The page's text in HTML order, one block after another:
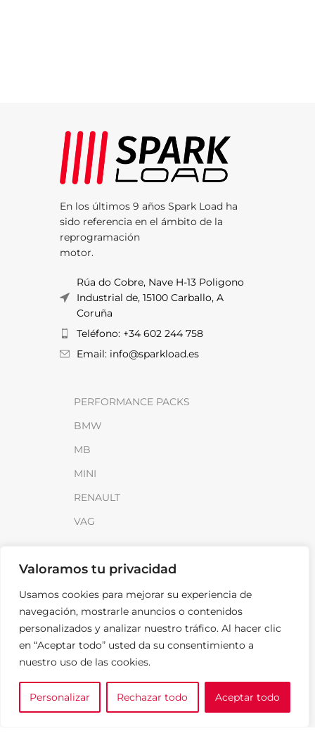
Valoramos tu privacidad
Usamos cookies para mejorar su experiencia de
navegación, mostrarle anuncios o contenidos
personalizados y analizar nuestro tráfico. Al hacer clic
en “Aceptar todo” usted da su consentimiento a
nuestro uso de las cookies.
Personalizar Rechazar todo Aceptar todo
En los últimos 9 años Spark Load ha
sido referencia en el ámbito de la
reprogramación
motor.
Rúa do Cobre, Nave H-13 Poligono
Industrial de, 15100 Carballo, A
Coruña
Teléfono: +34 602 244 758
Email: info@sparkload.es
PERFORMANCE PACKS
BMW
MB
MINI
RENAULT
VAG
Distribuidores
FAQ
Contacto
Noticias
LEGAL
0